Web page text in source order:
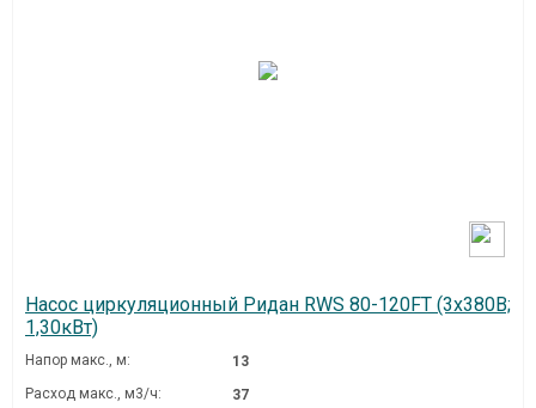
Насос циркуляционный Ридан RWS 80-120FT (3х380В;
1,30кВт)
Напор макс., м:
13
Расход макс., м3/ч:
37